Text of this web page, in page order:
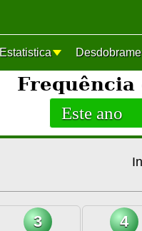
Estatistica
Frequência
3 4